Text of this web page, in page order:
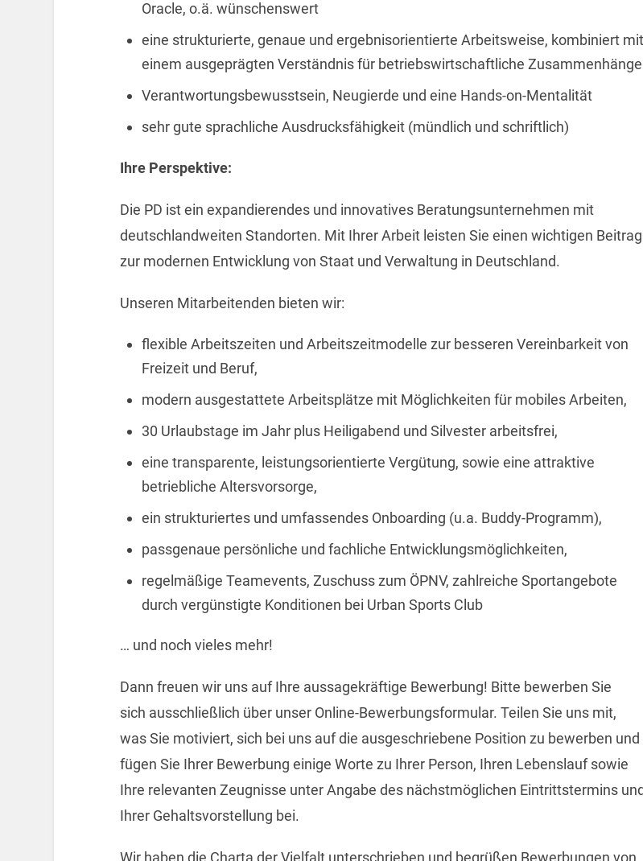
Oracle, o.ä. wünschenswert
eine strukturierte, genaue und ergebnisorientierte Arbeitsweise, kombiniert mit
einem ausgeprägten Verständnis für betriebswirtschaftliche Zusammenhänge
Verantwortungsbewusstsein, Neugierde und eine Hands-on-Mentalität
sehr gute sprachliche Ausdrucksfähigkeit (mündlich und schriftlich)
Ihre Perspektive:
Die PD ist ein expandierendes und innovatives Beratungsunternehmen mit
deutschlandweiten Standorten. Mit Ihrer Arbeit leisten Sie einen wichtigen Beitrag
zur modernen Entwicklung von Staat und Verwaltung in Deutschland.
Unseren Mitarbeitenden bieten wir:
flexible Arbeitszeiten und Arbeitszeitmodelle zur besseren Vereinbarkeit von
Freizeit und Beruf,
modern ausgestattete Arbeitsplätze mit Möglichkeiten für mobiles Arbeiten,
30 Urlaubstage im Jahr plus Heiligabend und Silvester arbeitsfrei,
eine transparente, leistungsorientierte Vergütung, sowie eine attraktive
betriebliche Altersvorsorge,
ein strukturiertes und umfassendes Onboarding (u.a. Buddy-Programm),
passgenaue persönliche und fachliche Entwicklungsmöglichkeiten,
regelmäßige Teamevents, Zuschuss zum ÖPNV, zahlreiche Sportangebote
durch vergünstigte Konditionen bei Urban Sports Club
… und noch vieles mehr!
Dann freuen wir uns auf Ihre aussagekräftige Bewerbung! Bitte bewerben Sie
sich ausschließlich über unser Online-Bewerbungsformular. Teilen Sie uns mit,
was Sie motiviert, sich bei uns auf die ausgeschriebene Position zu bewerben und
fügen Sie Ihrer Bewerbung einige Worte zu Ihrer Person, Ihren Lebenslauf sowie
Ihre relevanten Zeugnisse unter Angabe des nächstmöglichen Eintrittstermins und
Ihrer Gehaltsvorstellung bei.
Wir haben die Charta der Vielfalt unterschrieben und begrüßen Bewerbungen von